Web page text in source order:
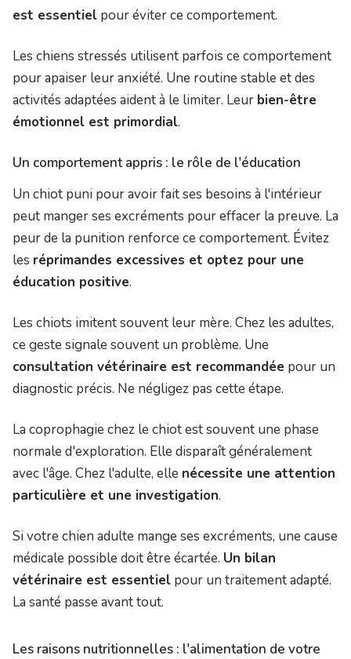
est essentiel pour éviter ce comportement.
Les chiens stressés utilisent parfois ce comportement
pour apaiser leur anxiété. Une routine stable et des
activités adaptées aident à le limiter. Leur bien-être
émotionnel est primordial.
Un comportement appris : le rôle de l'éducation
Un chiot puni pour avoir fait ses besoins à l'intérieur
peut manger ses excréments pour effacer la preuve. La
peur de la punition renforce ce comportement. Évitez
les réprimandes excessives et optez pour une
éducation positive.
Les chiots imitent souvent leur mère. Chez les adultes,
ce geste signale souvent un problème. Une
consultation vétérinaire est recommandée pour un
diagnostic précis. Ne négligez pas cette étape.
La coprophagie chez le chiot est souvent une phase
normale d'exploration. Elle disparaît généralement
avec l'âge. Chez l'adulte, elle nécessite une attention
particulière et une investigation.
Si votre chien adulte mange ses excréments, une cause
médicale possible doit être écartée. Un bilan
vétérinaire est essentiel pour un traitement adapté.
La santé passe avant tout.
Les raisons nutritionnelles : l'alimentation de votre